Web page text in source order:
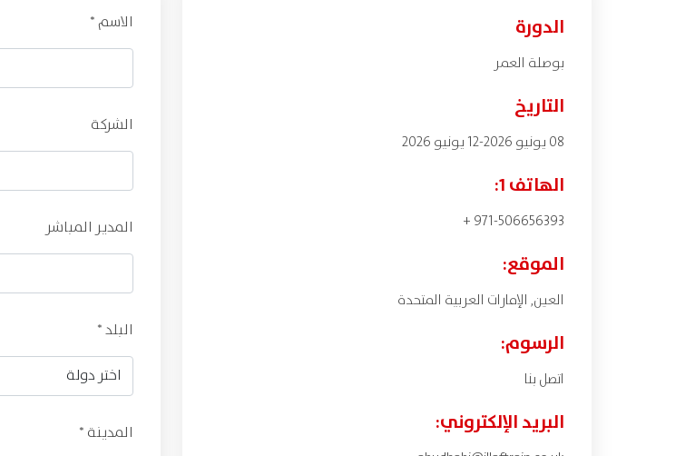
الدورة
بوصلة العمر
التاريخ
08 يونيو 2026-12 يونيو 2026
الهاتف 1:
971-506656393 +
الموقع:
العين, الإمارات العربية المتحدة
الرسوم:
اتصل بنا
البريد الإلكتروني:
الاسم *
الشركة
المدير المباشر
البلد *
المدينة *